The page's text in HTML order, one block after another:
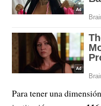
Para tener una